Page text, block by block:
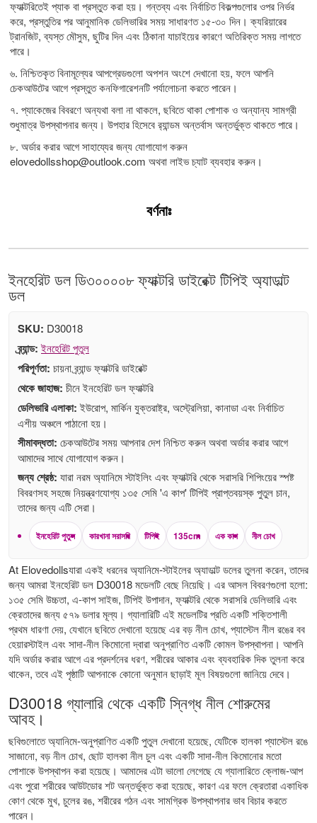
ফ্যাক্টরিতেই প্যাক বা প্রস্তুত করা হয়। গন্তব্য এবং নির্বাচিত বিকল্পগুলোর ওপর নির্ভর
করে, প্রস্তুতির পর আনুমানিক ডেলিভারির সময় সাধারণত ১৫-৩০ দিন। ক্যরিয়ারের
ট্রানজিট, ব্যস্ত মৌসুম, ছুটির দিন এবং ঠিকানা যাচাইয়ের কারণে অতিরিক্ত সময় লাগতে
পারে।
৬. নিশ্চিতকৃত বিনামূল্যের আপগ্রেডগুলো অপশন অংশে দেখানো হয়, ফলে আপনি
চেকআউটের আগে প্রস্তুত কনফিগারেশনটি পর্যালোচনা করতে পারেন।
৭. প্যাকেজের বিবরণে অন্যথা বলা না থাকলে, ছবিতে থাকা পোশাক ও অন্যান্য সামগ্রী
শুধুমাত্র উপস্থাপনার জন্য। উপহার হিসেবে র‍্যান্ডম অন্তর্বাস অন্তর্ভুক্ত থাকতে পারে।
৮. অর্ডার করার আগে সাহায্যের জন্য যোগাযোগ করুন
elovedollsshop@outlook.com অথবা লাইভ চ্যাট ব্যবহার করুন।
বর্ণনাঃ
ইনহেরিট ডল ডি৩০০০০৮ ফ্যাক্টরি ডাইরেক্ট টিপিই অ্যাডাল্ট
ডল
SKU: D30018
ব্র্যান্ড: ইনহেরিট পুতুল
পরিপূর্ণতা: চায়না ব্র্যান্ড ফ্যাক্টরি ডাইরেক্ট
থেকে জাহাজ: চীনে ইনহেরিট ডল ফ্যাক্টরি
ডেলিভারি এলাকা: ইউরোপ, মার্কিন যুক্তরাষ্ট্র, অস্ট্রেলিয়া, কানাডা এবং নির্বাচিত
এশীয় অঞ্চলে পাঠানো হয়।
সীমাবদ্ধতা: চেকআউটের সময় আপনার দেশ নিশ্চিত করুন অথবা অর্ডার করার আগে
আমাদের সাথে যোগাযোগ করুন।
জন্য শ্রেষ্ঠ: যারা নরম অ্যানিমে স্টাইলিং এবং ফ্যাক্টরি থেকে সরাসরি শিপিংয়ের স্পষ্ট
বিবরণসহ সহজে নিয়ন্ত্রণযোগ্য ১৩৫ সেমি 'এ কাপ' টিপিই প্রাপ্তবয়স্ক পুতুল চান,
তাদের জন্য এটি সেরা।
ইনহেরিট পুতুল কারখানা সরাসরি টিপিই 135cm এক কাপ নীল চোখ
At Elovedollsযারা একই ধরনের অ্যানিমে-স্টাইলের অ্যাডাল্ট ডলের তুলনা করেন, তাদের
জন্য আমরা ইনহেরিট ডল D30018 মডেলটি বেছে নিয়েছি। এর আসল বিবরণগুলো হলো:
১৩৫ সেমি উচ্চতা, এ-কাপ সাইজ, টিপিই উপাদান, ফ্যাক্টরি থেকে সরাসরি ডেলিভারি এবং
ক্রেতাদের জন্য ৫৭৯ ডলার মূল্য। গ্যালারিটি এই মডেলটির প্রতি একটি শক্তিশালী
প্রথম ধারণা দেয়, যেখানে ছবিতে দেখানো হয়েছে এর বড় নীল চোখ, প্যাস্টেল নীল রঙের বব
হেয়ারস্টাইল এবং সাদা-নীল কিমোনো দ্বারা অনুপ্রাণিত একটি কোমল উপস্থাপনা। আপনি
যদি অর্ডার করার আগে এর প্রদর্শনের ধরণ, শরীরের আকার এবং ব্যবহারিক দিক তুলনা করে
থাকেন, তবে এই পৃষ্ঠাটি আপনাকে কোনো অনুমান ছাড়াই মূল বিষয়গুলো জানিয়ে দেবে।
D30018 গ্যালারি থেকে একটি স্নিগ্ধ নীল শোরুমের
আবহ।
ছবিগুলোতে অ্যানিমে-অনুপ্রাণিত একটি পুতুল দেখানো হয়েছে, যেটিকে হালকা প্যাস্টেল রঙে
সাজানো, বড় নীল চোখ, ছোট হালকা নীল চুল এবং একটি সাদা-নীল কিমোনোর মতো
পোশাকে উপস্থাপন করা হয়েছে। আমাদের এটা ভালো লেগেছে যে গ্যালারিতে ক্লোজ-আপ
এবং পুরো শরীরের আউটডোর শট অন্তর্ভুক্ত করা হয়েছে, কারণ এর ফলে ক্রেতারা একাধিক
কোণ থেকে মুখ, চুলের রঙ, শরীরের গঠন এবং সামগ্রিক উপস্থাপনার ভাব বিচার করতে
পারেন।